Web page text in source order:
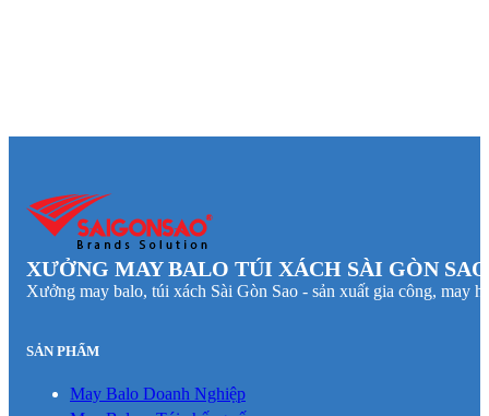
XƯỞNG MAY BALO TÚI XÁCH SÀI GÒN
Xưởng may balo, túi xách Sài Gòn Sao - sản xuất gia công, may
SẢN PHẨM
May Balo Doanh Nghiệp